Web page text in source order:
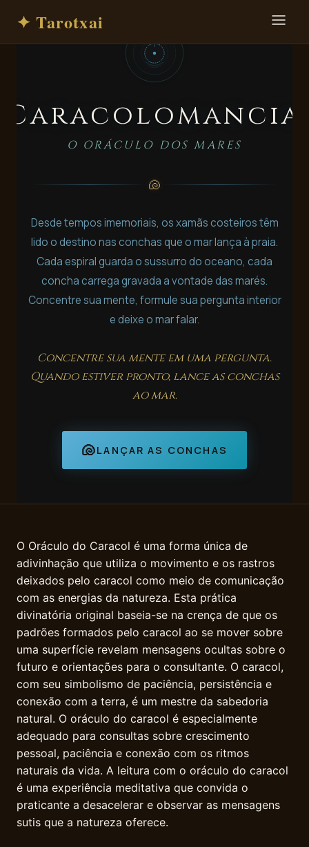
✦ Tarotxai
Caracolomancia
O ORÁCULO DOS MARES
🐚
Desde tempos imemoriais, os xamãs costeiros têm
lido o destino nas conchas que o mar lança à praia.
Cada espiral guarda o sussurro do oceano, cada
concha carrega gravada a vontade das marés.
Concentre sua mente, formule sua pergunta interior
e deixe o mar falar.
Concentre sua mente em uma pergunta.
Quando estiver pronto, lance as conchas
ao mar.
🐚LANÇAR AS CONCHAS
O Oráculo do Caracol é uma forma única de
adivinhação que utiliza o movimento e os rastros
deixados pelo caracol como meio de comunicação
com as energias da natureza. Esta prática
divinatória original baseia-se na crença de que os
padrões formados pelo caracol ao se mover sobre
uma superfície revelam mensagens ocultas sobre o
futuro e orientações para o consultante. O caracol,
com seu simbolismo de paciência, persistência e
conexão com a terra, é um mestre da sabedoria
natural. O oráculo do caracol é especialmente
adequado para consultas sobre crescimento
pessoal, paciência e conexão com os ritmos
naturais da vida. A leitura com o oráculo do caracol
é uma experiência meditativa que convida o
praticante a desacelerar e observar as mensagens
sutis que a natureza oferece.